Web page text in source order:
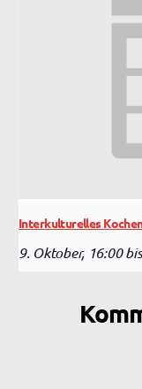
Interkulturelles
9. Oktober, 16:00 bis